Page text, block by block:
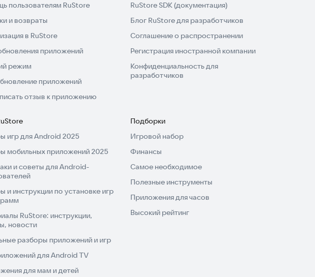
пользователям RuStore
и возвраты
в RuStore
приложений
режим
приложений
отзыв к приложению
RuStore SDK (документация)
Блог RuStore для разработчиков
Соглашение о распространении
Регистрация иностранной компании
Конфиденциальность для
разработчиков
игр для Android 2025
мобильных приложений 2025
и советы для Android-
и инструкции по установке игр
RuStore: инструкции,
новости
разборы приложений и игр
для Android TV
для мам и детей
Подборки
Игровой набор
Финансы
Самое необходимое
Полезные инструменты
Приложения для часов
Высокий рейтинг